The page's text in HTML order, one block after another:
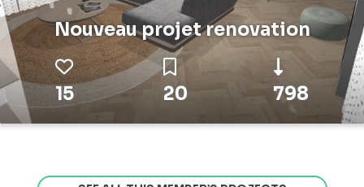
Nouveau projet renovation
15 20 798